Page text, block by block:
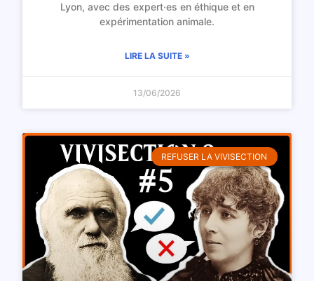
Lyon, avec des expert·es en éthique et en
expérimentation animale.
LIRE LA SUITE »
13/06/2026
REFUSER LA VIVISECTION